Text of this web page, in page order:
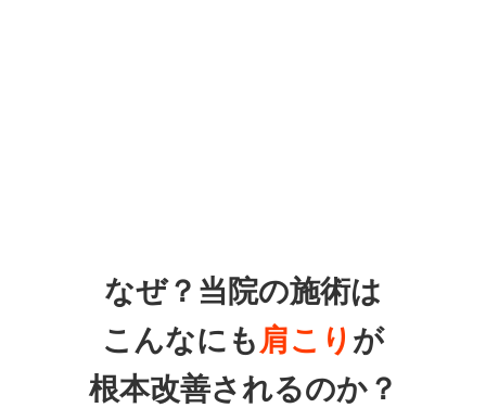
なぜ？当院の施術は
こんなにも肩こり が
根本改善されるのか？